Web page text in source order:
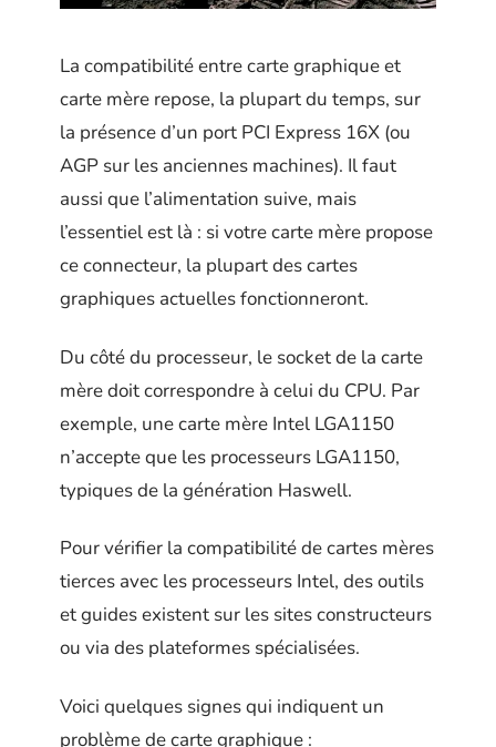
La compatibilité entre carte graphique et
carte mère repose, la plupart du temps, sur
la présence d’un port PCI Express 16X (ou
AGP sur les anciennes machines). Il faut
aussi que l’alimentation suive, mais
l’essentiel est là : si votre carte mère propose
ce connecteur, la plupart des cartes
graphiques actuelles fonctionneront.
Du côté du processeur, le socket de la carte
mère doit correspondre à celui du CPU. Par
exemple, une carte mère Intel LGA1150
n’accepte que les processeurs LGA1150,
typiques de la génération Haswell.
Pour vérifier la compatibilité de cartes mères
tierces avec les processeurs Intel, des outils
et guides existent sur les sites constructeurs
ou via des plateformes spécialisées.
Voici quelques signes qui indiquent un
problème de carte graphique :